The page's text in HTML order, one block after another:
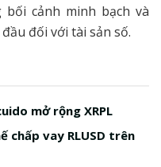
cảnh minh bạch và
đối với tài sản số.
mở rộng XRPL
chấp vay RLUSD trên